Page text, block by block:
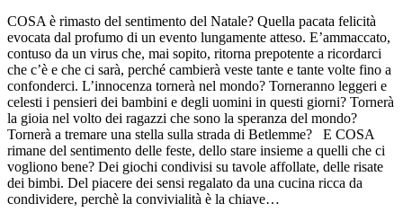
COSA è rimasto del sentimento del Natale? Quella pacata felicità
evocata dal profumo di un evento lungamente atteso. E’ammaccato,
contuso da un virus che, mai sopito, ritorna prepotente a ricordarci
che c’è e che ci sarà, perché cambierà veste tante e tante volte fino a
confonderci. L’innocenza tornerà nel mondo? Torneranno leggeri e
celesti i pensieri dei bambini e degli uomini in questi giorni? Tornerà
la gioia nel volto dei ragazzi che sono la speranza del mondo?
Tornerà a tremare una stella sulla strada di Betlemme? E COSA
rimane del sentimento delle feste, dello stare insieme a quelli che ci
vogliono bene? Dei giochi condivisi su tavole affollate, delle risate
dei bimbi. Del piacere dei sensi regalato da una cucina ricca da
condividere, perchè la convivialità è la chiave…